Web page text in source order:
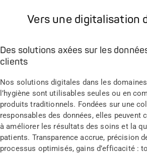
Vers une digitalisation
Des solutions axées sur les
clients
Nos solutions digitales dans les
l’hygiène sont utilisables seules ou en
produits traditionnels. Fondées sur une
responsables des données, elles peuvent
à améliorer les résultats des soins et la
patients. Transparence accrue, précision
processus optimisés, gains d’efficacité :